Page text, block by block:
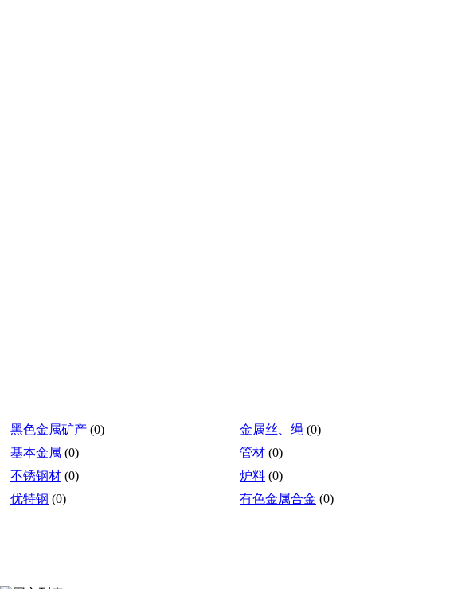
黑色金属矿产 (0) 金属丝、绳 (0)
基本金属 (0) 管材 (0)
不锈钢材 (0) 炉料 (0)
优特钢 (0) 有色金属合金 (0)